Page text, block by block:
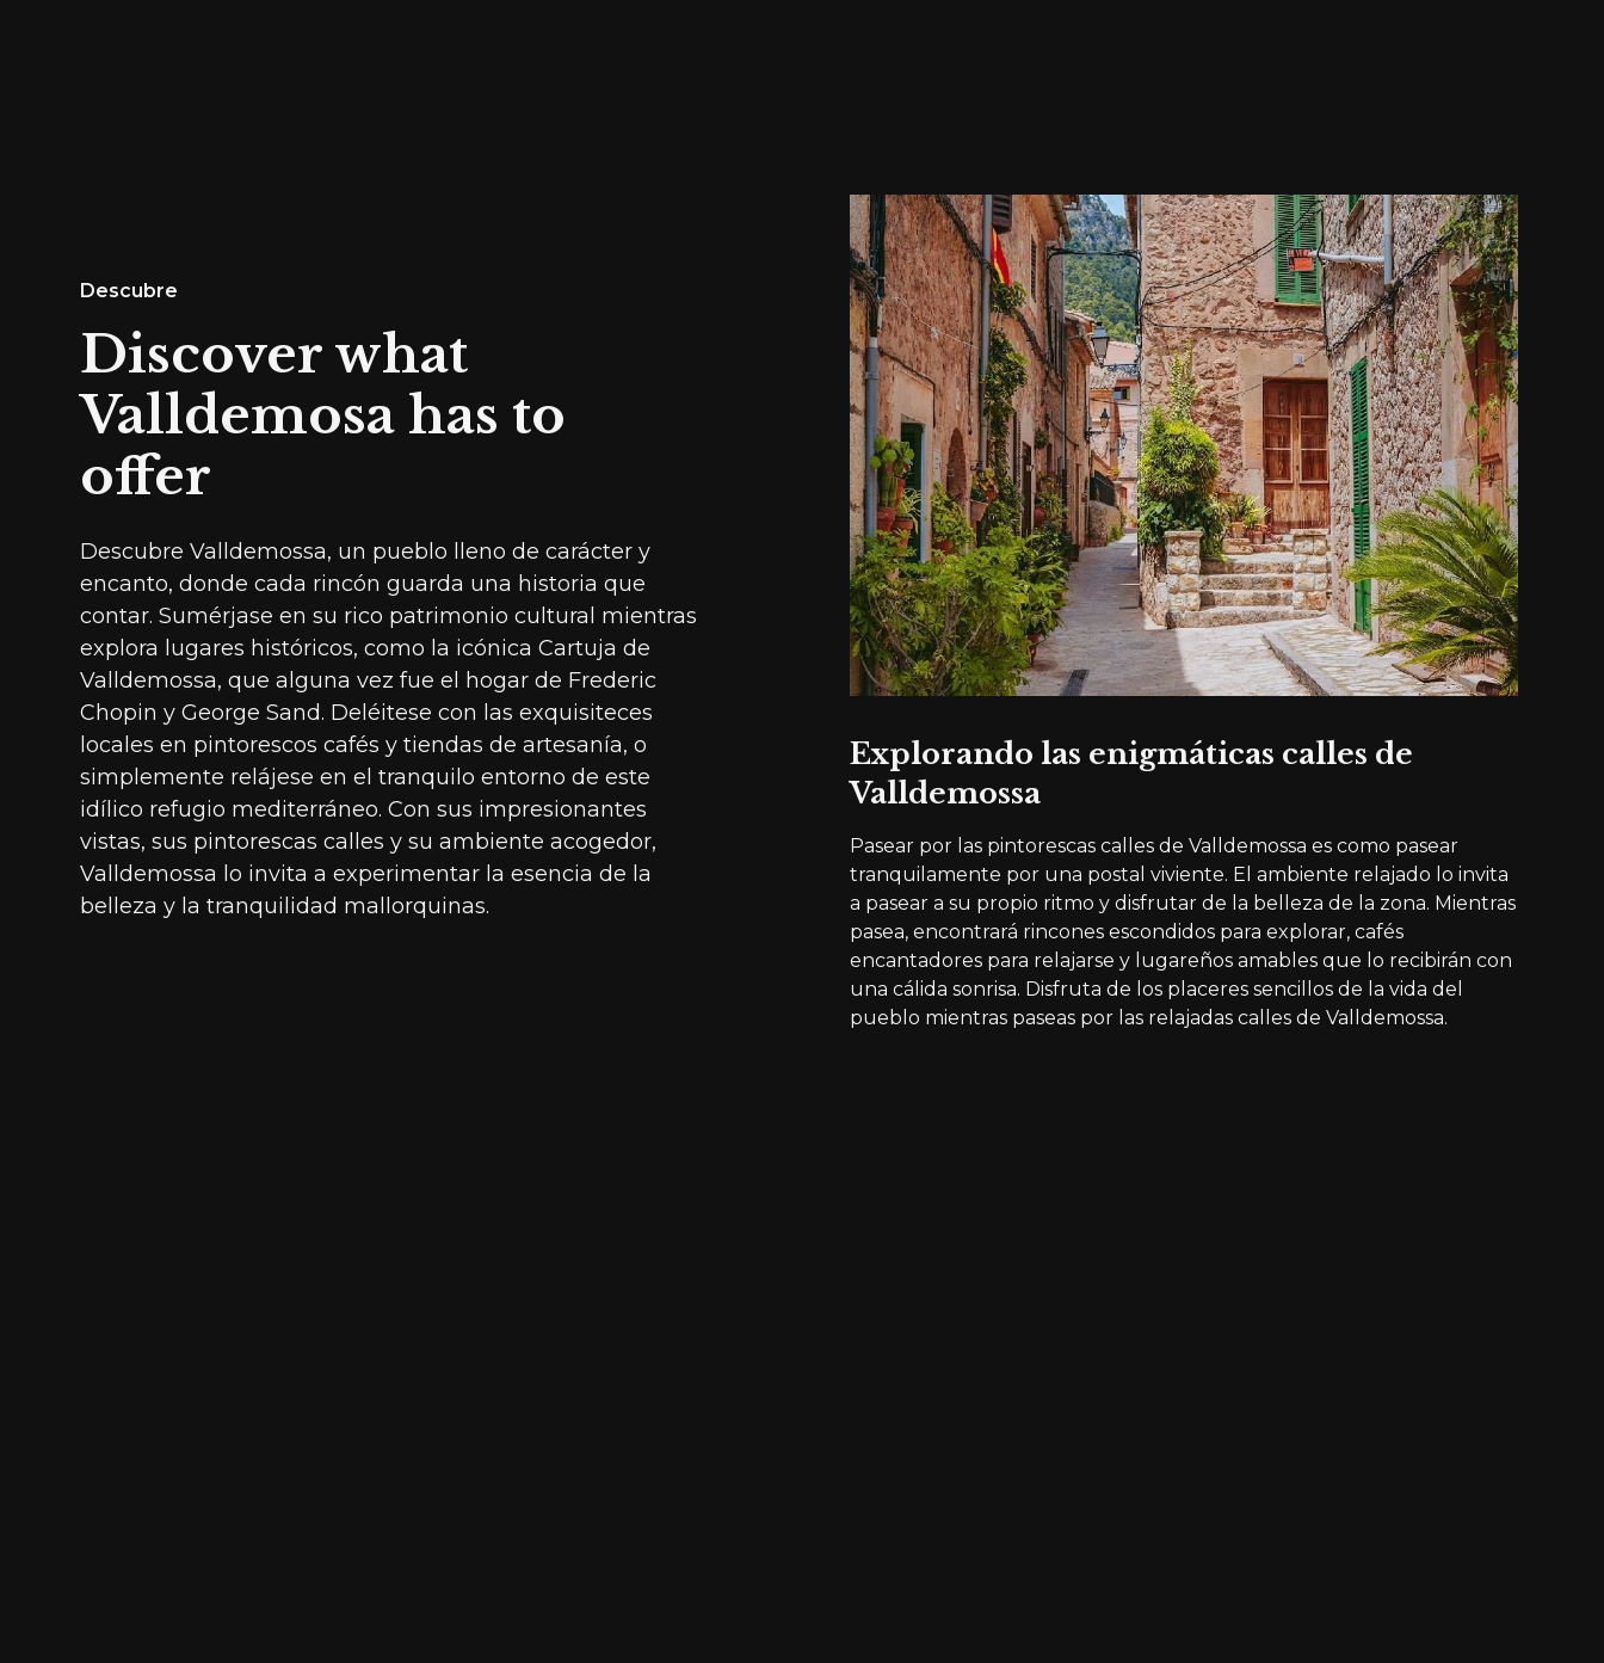
Descubre
Discover what
Valldemosa has to
offer
Descubre Valldemossa, un pueblo lleno de carácter y
encanto, donde cada rincón guarda una historia que
contar. Sumérjase en su rico patrimonio cultural mientras
explora lugares históricos, como la icónica Cartuja de
Valldemossa, que alguna vez fue el hogar de Frederic
Chopin y George Sand. Deléitese con las exquisiteces
locales en pintorescos cafés y tiendas de artesanía, o
simplemente relájese en el tranquilo entorno de este
idílico refugio mediterráneo. Con sus impresionantes
vistas, sus pintorescas calles y su ambiente acogedor,
Valldemossa lo invita a experimentar la esencia de la
belleza y la tranquilidad mallorquinas.
Explorando las enigmáticas calles de
Valldemossa
Pasear por las pintorescas calles de Valldemossa es como pasear
tranquilamente por una postal viviente. El ambiente relajado lo invita
a pasear a su propio ritmo y disfrutar de la belleza de la zona. Mientras
pasea, encontrará rincones escondidos para explorar, cafés
encantadores para relajarse y lugareños amables que lo recibirán con
una cálida sonrisa. Disfruta de los placeres sencillos de la vida del
pueblo mientras paseas por las relajadas calles de Valldemossa.